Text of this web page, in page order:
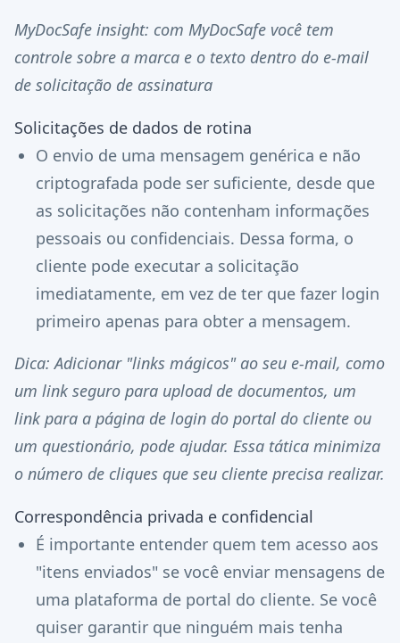
MyDocSafe insight: com MyDocSafe você tem
controle sobre a marca e o texto dentro do e-mail
de solicitação de assinatura
Solicitações de dados de rotina
O envio de uma mensagem genérica e não
criptografada pode ser suficiente, desde que
as solicitações não contenham informações
pessoais ou confidenciais. Dessa forma, o
cliente pode executar a solicitação
imediatamente, em vez de ter que fazer login
primeiro apenas para obter a mensagem.
Dica: Adicionar "links mágicos" ao seu e-mail, como
um link seguro para upload de documentos, um
link para a página de login do portal do cliente ou
um questionário, pode ajudar. Essa tática minimiza
o número de cliques que seu cliente precisa realizar.
Correspondência privada e confidencial
É importante entender quem tem acesso aos
"itens enviados" se você enviar mensagens de
uma plataforma de portal do cliente. Se você
quiser garantir que ninguém mais tenha